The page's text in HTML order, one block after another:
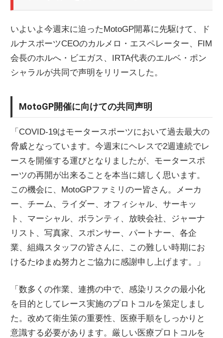
ュ
ー
いよいよ今週末に迫ったMotoGP開幕に先駆けて、ド
ルナスポーツCEOのカルメロ・エスペレーター、FIM
会長のホルへ・ビエガス、IRTA代表のエルベ・ポン
シャラルが共同で声明をリリースした。
MotoGP開催に向けての共同声明
「COVID-19はモータースポーツにおいて過去最大の
脅威となっています。今週末にヘレスで2週連続でレ
ースを開催する運びとなりましたが、モータースポ
ーツの再開が出来ることを本当に嬉しく思います。
この機会に、MotoGPファミリのー皆さん。メーカ
ー、チーム、ライダー、オフィシャル、サーキッ
ト、マーシャル、ボランティ、放映会社、ジャーナ
リスト、写真家、スポンサー、パートナー、各企
業、組織スタッフの皆さんに、この難しい時期にお
けるたゆまぬ努力とご協力に感謝申し上げます。」
「数多くの作業、連携の中で、感染リスクの最小化
を目的としてレース実施のプロトコルを策定しまし
た。改めて衛生策の重要性、医療手順をしっかりと
意識する必要があります。厳しい医療プロトコルを